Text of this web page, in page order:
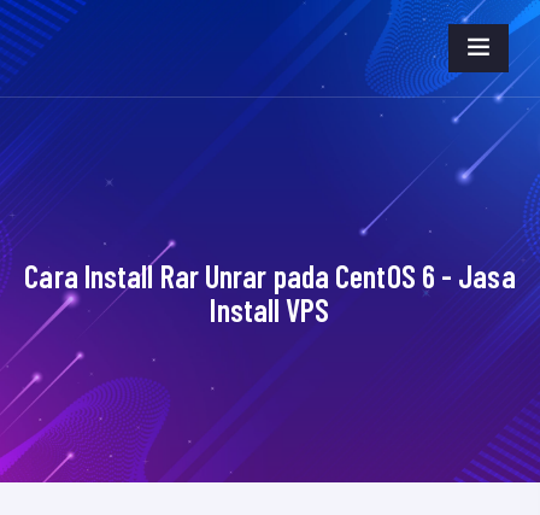
Cara Install Rar Unrar pada CentOS 6 - Jasa
Install VPS